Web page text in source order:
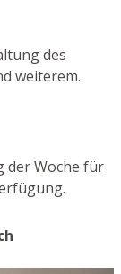
des
weiterem.
der Woche für